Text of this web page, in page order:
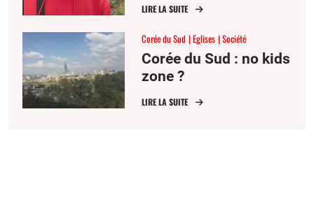
LIRE LA SUITE
Corée du Sud Eglises Société
Corée du Sud : no kids
zone ?
LIRE LA SUITE